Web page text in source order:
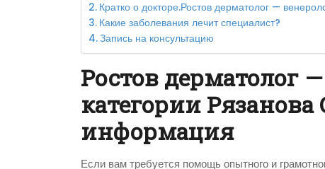
Кратко о докторе.Ростов дерматолог —
Какие заболевания лечит специалист?
Запись на консультацию
Ростов дерматолог
категории
информация
Если вам требуется помощь опытного и